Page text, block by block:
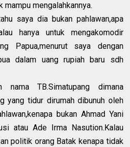
mampu mengalahkannya.
saya dia bukan pahlawan,apa
hanya untuk mengakomodir
Papua,menurut saya dengan
dalam uang rupiah baru sdh
TB.Simatupang dimana
yang tidur dirumah dibunuh oleh
bukan Ahmad Yani
atau Ade Irma Nasution.Kalau
politik orang Batak kenapa tidak